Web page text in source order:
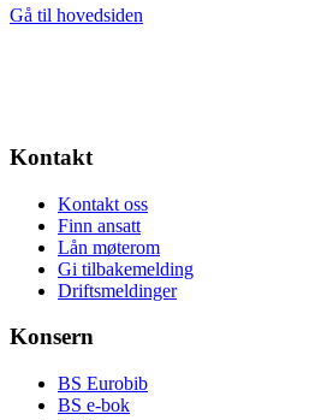
Gå til hovedsiden
Kontakt
Kontakt oss
Finn ansatt
Lån møterom
Gi tilbakemelding
Driftsmeldinger
Konsern
BS Eurobib
BS e-bok